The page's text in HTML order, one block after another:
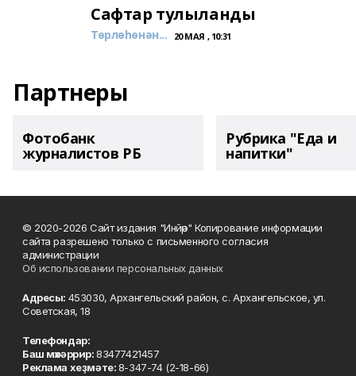
Сафтар тулыланды
Төрлөһөнән... 20 МАЯ , 10:31
Партнеры
Фотобанк
журналистов РБ
Рубрика "Еда и
напитки"
© 2020-2026 Сайт издания "Инйәр" Копирование информации
сайта разрешено только с письменного согласия
администрации
Об использовании персональных данных
Адресы: 453030, Архангельский район, с. Архангельское, ул.
Советская, 18
Телефондар:
Баш мөхәррир:83477421457
Реклама хеҙмәте:8-347-74 (2-18-66)